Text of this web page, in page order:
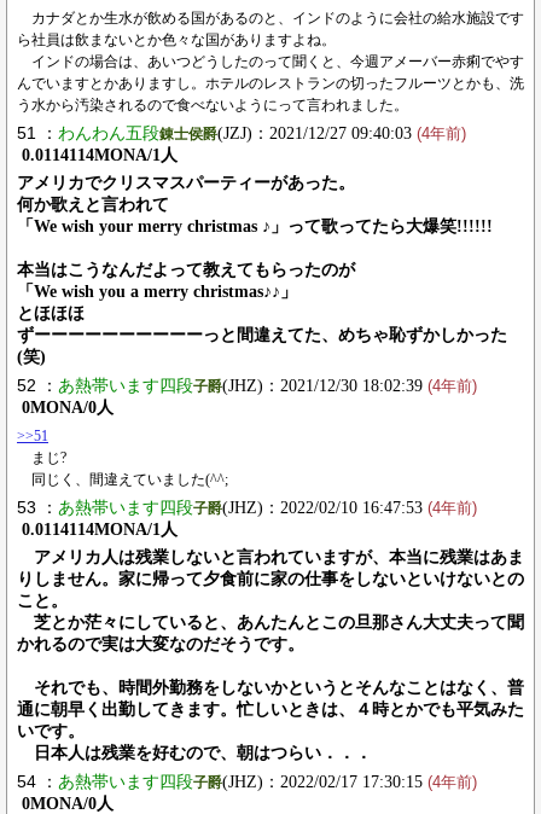
カナダとか生水が飲める国があるのと、インドのように会社の給水施設です
ら社員は飲まないとか色々な国がありますよね。
インドの場合は、あいつどうしたのって聞くと、今週アメーバー赤痢でやす
んでいますとかありますし。ホテルのレストランの切ったフルーツとかも、洗
う水から汚染されるので食べないようにって言われました。
51 ： わんわん五段錬士侯爵(JZJ)：2021/12/27 09:40:03 (4年前)
0.0114114MONA/1人
アメリカでクリスマスパーティーがあった。
何か歌えと言われて
「We wish your merry christmas ♪」って歌ってたら大爆笑!!!!!!
本当はこうなんだよって教えてもらったのが
「We wish you a merry christmas♪♪」
とほほほ
ずーーーーーーーーーーっと間違えてた、めちゃ恥ずかしかった
(笑)
52 ： あ熱帯います四段子爵(JHZ)：2021/12/30 18:02:39 (4年前)
0MONA/0人
>>51
まじ?
同じく、間違えていました(^^;
53 ： あ熱帯います四段子爵(JHZ)：2022/02/10 16:47:53 (4年前)
0.0114114MONA/1人
アメリカ人は残業しないと言われていますが、本当に残業はあま
りしません。家に帰って夕食前に家の仕事をしないといけないとの
こと。
芝とか茫々にしていると、あんたんとこの旦那さん大丈夫って聞
かれるので実は大変なのだそうです。
それでも、時間外勤務をしないかというとそんなことはなく、普
通に朝早く出勤してきます。忙しいときは、４時とかでも平気みた
いです。
日本人は残業を好むので、朝はつらい．．．
54 ： あ熱帯います四段子爵(JHZ)：2022/02/17 17:30:15 (4年前)
0MONA/0人